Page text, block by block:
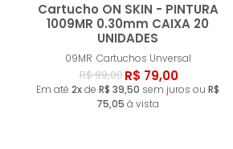
Cartucho ON SKIN - PINTURA
1009MR 0.30mm CAIXA 20
UNIDADES
09MR Cartuchos Unversal
R$ 99,00R$ 79,00
Em até 2xde R$ 39,50 sem juros ou R$
75,05 à vista
Comprar